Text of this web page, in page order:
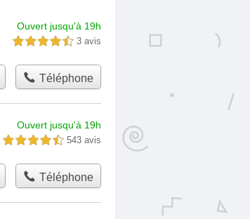
Ouvert jusqu'à 19h
4,5 étoiles sur 5 3 avis
Téléphone
Ouvert jusqu'à 19h
4,5 étoiles sur 5 543 avis
Téléphone